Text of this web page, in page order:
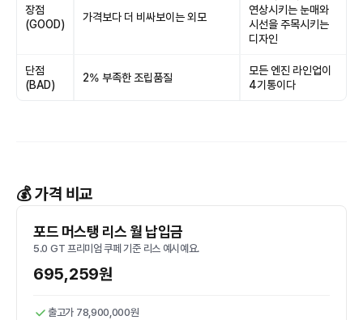
장점
(GOOD)
가격보다 더 비싸보이는 외모
연상시키는 눈매와
시선을 주목시키는
디자인
단점
(BAD)
2% 부족한 조립품질
모든 엔진 라인업이
4기통이다
💰 가격 비교
포드 머스탱 리스 월 납입금
5.0 GT 프리미엄 쿠페 기준 리스 예시예요.
695,259원
출고가 78,900,000원